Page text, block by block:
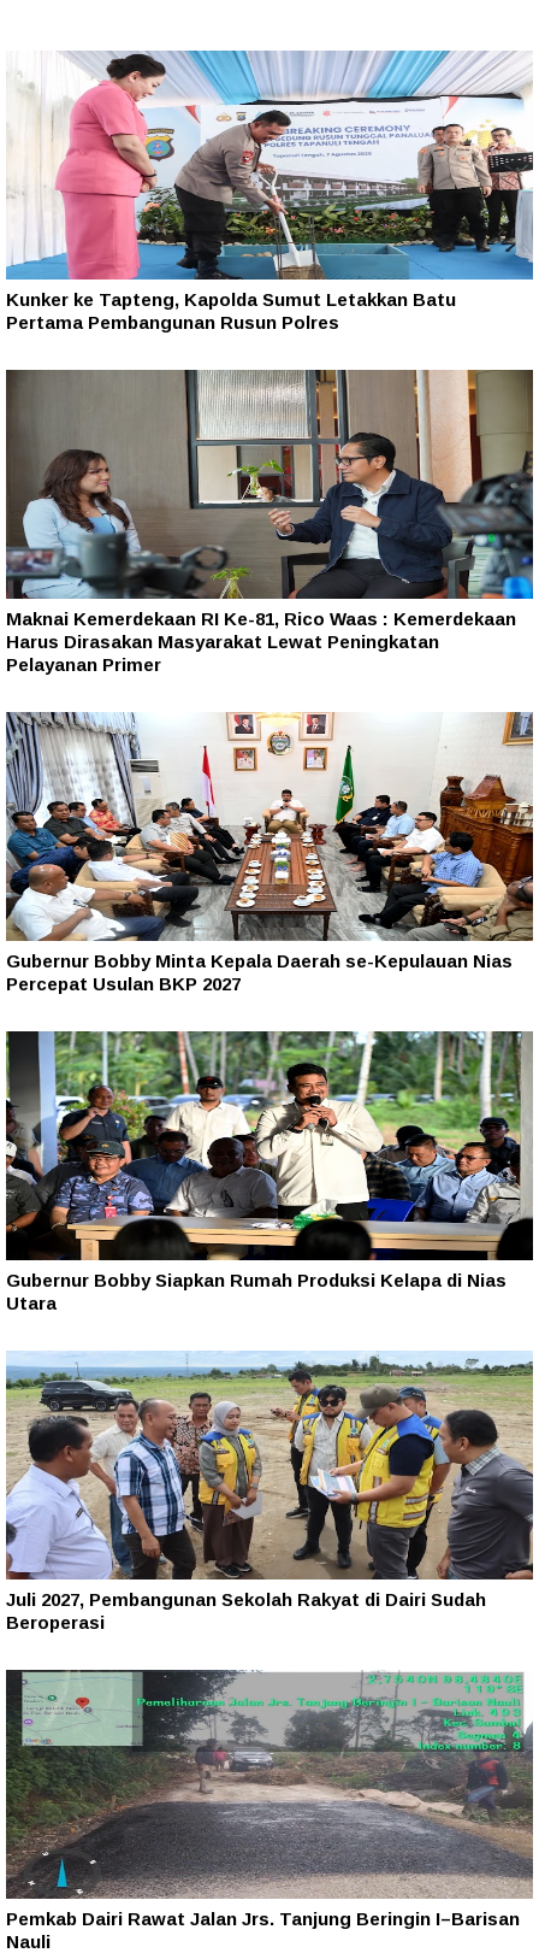
Kunker ke Tapteng, Kapolda Sumut Letakkan Batu
Pertama Pembangunan Rusun Polres
Maknai Kemerdekaan RI Ke-81, Rico Waas : Kemerdekaan
Harus Dirasakan Masyarakat Lewat Peningkatan
Pelayanan Primer
Gubernur Bobby Minta Kepala Daerah se-Kepulauan Nias
Percepat Usulan BKP 2027
Gubernur Bobby Siapkan Rumah Produksi Kelapa di Nias
Utara
Juli 2027, Pembangunan Sekolah Rakyat di Dairi Sudah
Beroperasi
Pemkab Dairi Rawat Jalan Jrs. Tanjung Beringin I–Barisan
Nauli